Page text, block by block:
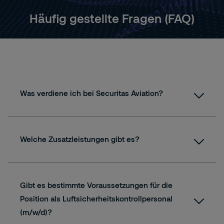
Häufig gestellte Fragen (FAQ)
Was verdiene ich bei Securitas Aviation?
Welche Zusatzleistungen gibt es?
Gibt es bestimmte Voraussetzungen für die
Position als Luftsicherheitskontrollpersonal
(m/w/d)?